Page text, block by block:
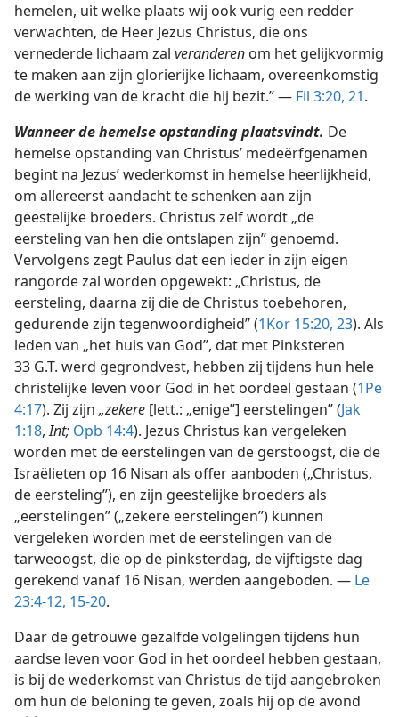
hemelen, uit welke plaats wij ook vurig een redder
verwachten, de Heer Jezus Christus, die ons
vernederde lichaam zal veranderen om het gelijkvormig
te maken aan zijn glorierijke lichaam, overeenkomstig
de werking van de kracht die hij bezit.” — Fil 3:20, 21.
Wanneer de hemelse opstanding plaatsvindt. De
hemelse opstanding van Christus’ medeërfgenamen
begint na Jezus’ wederkomst in hemelse heerlijkheid,
om allereerst aandacht te schenken aan zijn
geestelijke broeders. Christus zelf wordt „de
eersteling van hen die ontslapen zijn” genoemd.
Vervolgens zegt Paulus dat een ieder in zijn eigen
rangorde zal worden opgewekt: „Christus, de
eersteling, daarna zij die de Christus toebehoren,
gedurende zijn tegenwoordigheid” (1Kor 15:20, 23). Als
leden van „het huis van God”, dat met Pinksteren
33 G.T. werd gegrondvest, hebben zij tijdens hun hele
christelijke leven voor God in het oordeel gestaan (1Pe
4:17). Zij zijn „zekere [lett.: „enige”] eerstelingen” (Jak
1:18,Int; Opb 14:4). Jezus Christus kan vergeleken
worden met de eerstelingen van de gerstoogst, die de
Israëlieten op 16 Nisan als offer aanboden („Christus,
de eersteling”), en zijn geestelijke broeders als
„eerstelingen” („zekere eerstelingen”) kunnen
vergeleken worden met de eerstelingen van de
tarweoogst, die op de pinksterdag, de vijftigste dag
gerekend vanaf 16 Nisan, werden aangeboden. — Le
23:4-12, 15-20.
Daar de getrouwe gezalfde volgelingen tijdens hun
aardse leven voor God in het oordeel hebben gestaan,
is bij de wederkomst van Christus de tijd aangebroken
om hun de beloning te geven, zoals hij op de avond